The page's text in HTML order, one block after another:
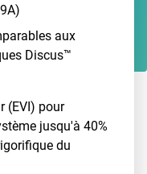
aux
Discus™
(EVI) pour
jusqu'à 40%
du